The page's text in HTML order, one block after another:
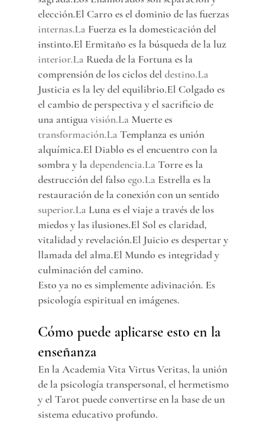
elección.El Carro es el dominio de las fuerzas
internas.La Fuerza es la domesticación del
instinto.El Ermitaño es la búsqueda de la luz
interior.La Rueda de la Fortuna es la
comprensión de los ciclos del destino.La
Justicia es la ley del equilibrio.El Colgado es
el cambio de perspectiva y el sacrificio de
una antigua visión.La Muerte es
transformación.La Templanza es unión
alquímica.El Diablo es el encuentro con la
sombra y la dependencia.La Torre es la
destrucción del falso ego.La Estrella es la
restauración de la conexión con un sentido
superior.La Luna es el viaje a través de los
miedos y las ilusiones.El Sol es claridad,
vitalidad y revelación.El Juicio es despertar y
llamada del alma.El Mundo es integridad y
culminación del camino.
Esto ya no es simplemente adivinación. Es
psicología espiritual en imágenes.
Cómo puede aplicarse esto en la
enseñanza
En la Academia Vita Virtus Veritas, la unión
de la psicología transpersonal, el hermetismo
y el Tarot puede convertirse en la base de un
sistema educativo profundo.